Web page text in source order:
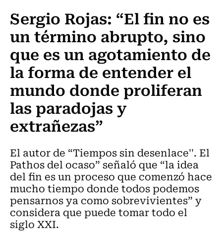
Sergio Rojas: “El fin no es
un término abrupto, sino
que es un agotamiento de
la forma de entender el
mundo donde proliferan
las paradojas y
extrañezas”
El autor de “Tiempos sin desenlace''. El
Pathos del ocaso” señaló que “la idea
del fin es un proceso que comenzó hace
mucho tiempo donde todos podemos
pensarnos ya como sobrevivientes” y
considera que puede tomar todo el
siglo XXI.